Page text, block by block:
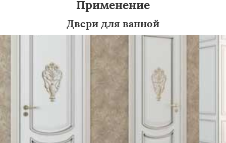
Применение
Двери для ванной